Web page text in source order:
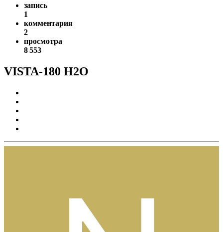
запись
1
комментария
2
просмотра
8 553
VISTA-180 H2O